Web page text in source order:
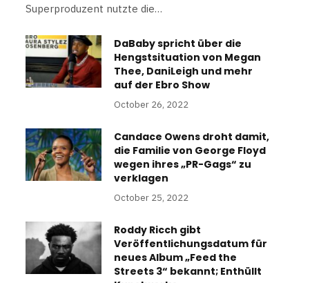
Superproduzent nutzte die…
DaBaby spricht über die
Hengstsituation von Megan
Thee, DaniLeigh und mehr
auf der Ebro Show
October 26, 2022
Candace Owens droht damit,
die Familie von George Floyd
wegen ihres „PR-Gags“ zu
verklagen
October 25, 2022
Roddy Ricch gibt
Veröffentlichungsdatum für
neues Album „Feed the
Streets 3“ bekannt; Enthüllt